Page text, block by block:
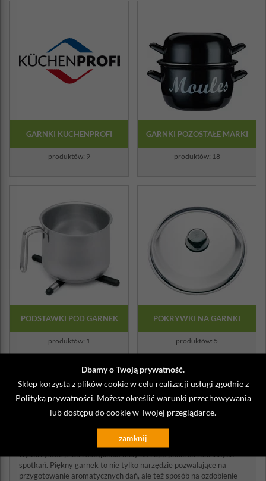
Dbamy o Twoją prywatność.
Sklep korzysta z plików cookie w celu realizacji usługi zgodnie z
Polityką prywatności. Możesz określić warunki przechowywania
lub dostępu do cookie w Twojej przeglądarce.
zamknij
GARNKI KUCHENPROFI
produktów: 9
GARNKI POZOSTAŁE MARKI
produktów: 18
PODSTAWKI POD GARNEK
produktów: 1
POKRYWKI NA GARNKI
produktów: 5
Wysokiej jakości garnki kuchenne
Każda gospodyni domowa zgodzi się ze stwierdzeniem, iż rzetelnie
wykonane garnki kuchenne to ogromny skarb w każdym domu.
zakup efektownych kompletów garnków można z powodzeniem
wykorzystać je do zastąpienia misy na zupę podczas rodzinnych
spotkań. Piękny garnek to nie tylko narzędzie pozwalające na
przygotowanie aromatycznych dań, ale też sposób na ozdobienie